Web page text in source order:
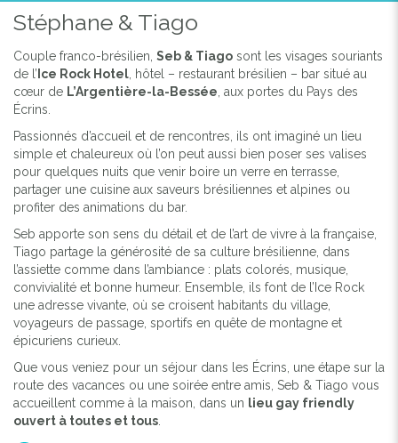
Previous Next
Stéphane & Tiago
Couple franco-brésilien, Seb & Tiago sont les visages souriants
de l’ Ice Rock Hotel , hôtel – restaurant brésilien – bar situé au
cœur de L’Argentière-la-Bessée , aux portes du Pays des
Écrins.
Passionnés d’accueil et de rencontres, ils ont imaginé un lieu
simple et chaleureux où l’on peut aussi bien poser ses valises
pour quelques nuits que venir boire un verre en terrasse,
partager une cuisine aux saveurs brésiliennes et alpines ou
profiter des animations du bar.
Seb apporte son sens du détail et de l’art de vivre à la française,
Tiago partage la générosité de sa culture brésilienne, dans
l’assiette comme dans l’ambiance : plats colorés, musique,
convivialité et bonne humeur. Ensemble, ils font de l’Ice Rock
une adresse vivante, où se croisent habitants du village,
voyageurs de passage, sportifs en quête de montagne et
épicuriens curieux.
Que vous veniez pour un séjour dans les Écrins, une étape sur la
route des vacances ou une soirée entre amis, Seb & Tiago vous
accueillent comme à la maison, dans un lieu gay friendly
ouvert à toutes et tous